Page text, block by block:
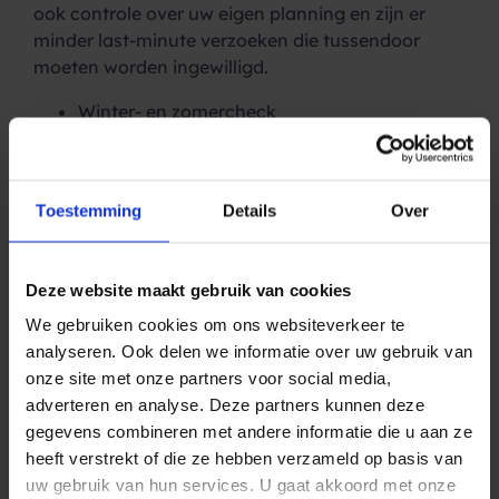
Toestemming Details Over
Deze website maakt gebruik van cookies
We gebruiken cookies om ons websiteverkeer te
analyseren. Ook delen we informatie over uw gebruik van
onze site met onze partners voor social media,
adverteren en analyse. Deze partners kunnen deze
gegevens combineren met andere informatie die u aan ze
heeft verstrekt of die ze hebben verzameld op basis van
uw gebruik van hun services. U gaat akkoord met onze
ook controle over uw eigen planning en zijn er
minder last-minute verzoeken die tussendoor
moeten worden ingewilligd.
Winter- en zomercheck
Veel mensen rijden tegenwoordig in de winter naar
onderhoud voor de auto. Met een SMS wijst u
wintersportliefhebbers op het belang van een
klanten bijtijds een wintercheck doen bij uw
garage.
Auto klaar? Afhalen maar!
Simpel en doeltreffend: een SMS sturen om aan te
geven dat de auto klaar is en opgehaald kan
worden bij de garage of dealer. Veel sneller dan
bellen en u weet ook zeker dat u uw klant niet